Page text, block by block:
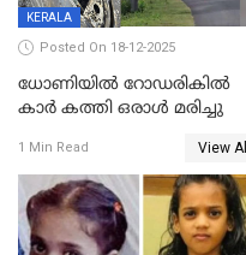
KERALA
Posted On 18-12-2025
ധോണിയിൽ റോഡരികിൽ
കാർ കത്തി ഒരാൾ മരിച്ചു
1 Min Read View All